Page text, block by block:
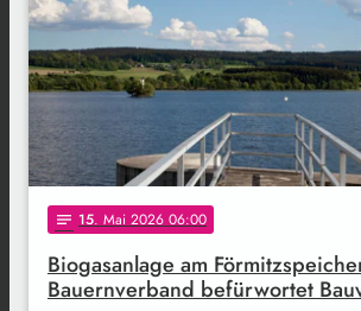
notes 15. Mai 2026 06:00
Biogasanlage am
Bauernverband befürwortet